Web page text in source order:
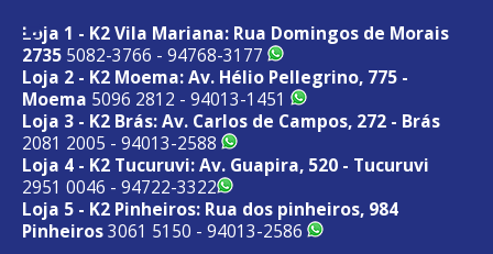
Loja 1 - K2 Vila Mariana: Rua Domingos de Morais
2735 5082-3766 - 94768-3177
Loja 2 - K2 Moema: Av. Hélio Pellegrino, 775 -
Moema 5096 2812 - 94013-1451
Loja 3 - K2 Brás: Av. Carlos de Campos, 272 - Brás
2081 2005 - 94013-2588
Loja 4 - K2 Tucuruvi: Av. Guapira, 520 - Tucuruvi
2951 0046 - 94722-3322
Loja 5 - K2 Pinheiros: Rua dos pinheiros, 984
Pinheiros3061 5150 - 94013-2586